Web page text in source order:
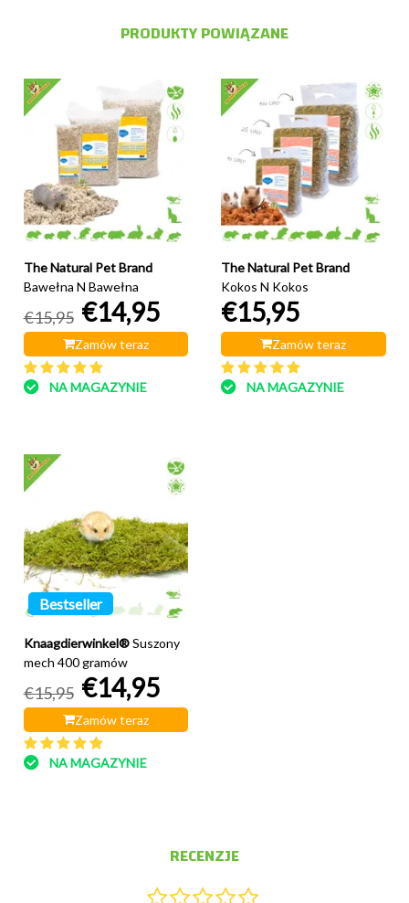
PRODUKTY POWIĄZANE
The Natural Pet Brand
Bawełna N Bawełna
€15,95 €14,95
Zamów teraz
NA MAGAZYNIE
The Natural Pet Brand
Kokos N Kokos
€15,95
Zamów teraz
NA MAGAZYNIE
Bestseller
Knaagdierwinkel® Suszony
mech 400 gramów
€15,95 €14,95
Zamów teraz
NA MAGAZYNIE
RECENZJE